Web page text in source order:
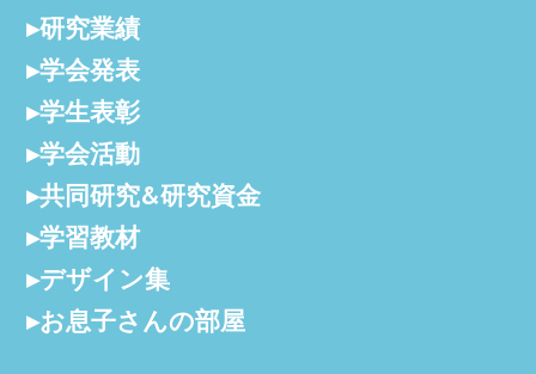
研究業績
学会発表
学生表彰
学会活動
共同研究&研究資金
学習教材
デザイン集
お息子さんの部屋